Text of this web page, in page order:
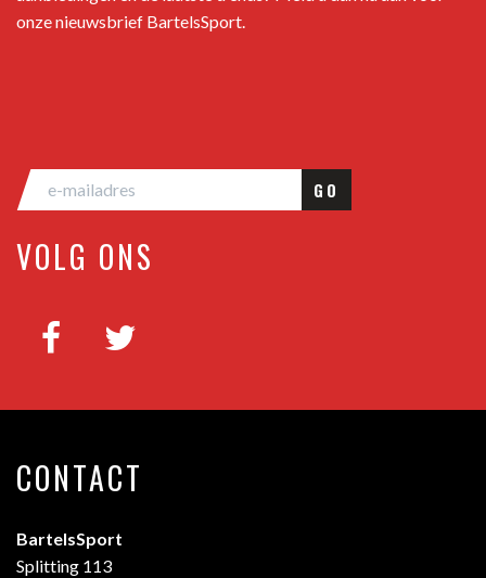
onze nieuwsbrief BartelsSport.
GO
VOLG ONS
CONTACT
BartelsSport
Splitting 113